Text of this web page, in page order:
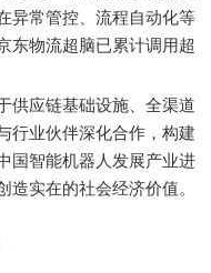
异常管控、流程自动化等
东物流超脑已累计调用超
应链基础设施、全渠道
行业伙伴深化合作，构建
国智能机器人发展产业进
实在的社会经济价值。